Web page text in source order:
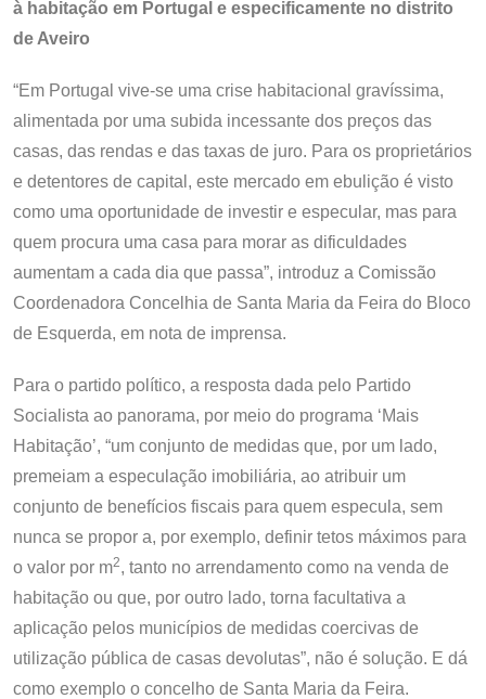
à habitação em Portugal e especificamente no distrito
de Aveiro
“Em Portugal vive-se uma crise habitacional gravíssima,
alimentada por uma subida incessante dos preços das
casas, das rendas e das taxas de juro. Para os proprietários
e detentores de capital, este mercado em ebulição é visto
como uma oportunidade de investir e especular, mas para
quem procura uma casa para morar as dificuldades
aumentam a cada dia que passa”, introduz a Comissão
Coordenadora Concelhia de Santa Maria da Feira do Bloco
de Esquerda, em nota de imprensa.
Para o partido político, a resposta dada pelo Partido
Socialista ao panorama, por meio do programa ‘Mais
Habitação’, “um conjunto de medidas que, por um lado,
premeiam a especulação imobiliária, ao atribuir um
conjunto de benefícios fiscais para quem especula, sem
nunca se propor a, por exemplo, definir tetos máximos para
o valor por m2, tanto no arrendamento como na venda de
habitação ou que, por outro lado, torna facultativa a
aplicação pelos municípios de medidas coercivas de
utilização pública de casas devolutas”, não é solução. E dá
como exemplo o concelho de Santa Maria da Feira.